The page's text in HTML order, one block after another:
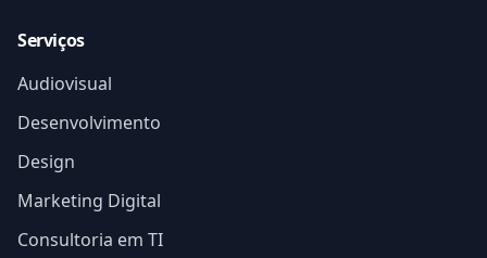
Serviços
Audiovisual
Desenvolvimento
Design
Marketing Digital
Consultoria em TI